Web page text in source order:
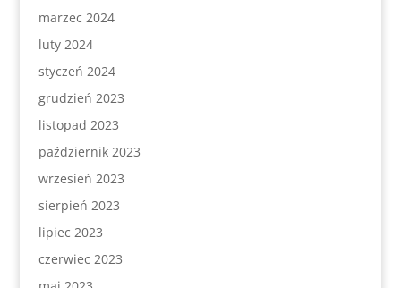
marzec 2024
luty 2024
styczeń 2024
grudzień 2023
listopad 2023
październik 2023
wrzesień 2023
sierpień 2023
lipiec 2023
czerwiec 2023